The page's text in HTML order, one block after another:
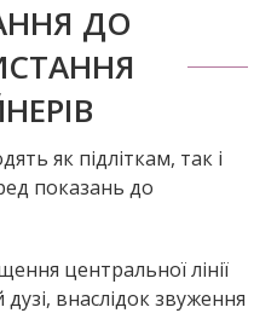
ДО
як підліткам, так і
показань до
центральної лінії
внаслідок звуження